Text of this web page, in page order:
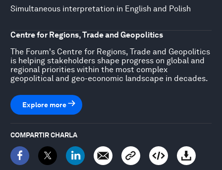
Simultaneous interpretation in English and Polish
Centre for Regions, Trade and Geopolitics
The Forum's Centre for Regions, Trade and Geopolitics
is helping stakeholders shape progress on global and
regional priorities within the most complex
geopolitical and geo-economic landscape in decades.
Explore more
COMPARTIR CHARLA